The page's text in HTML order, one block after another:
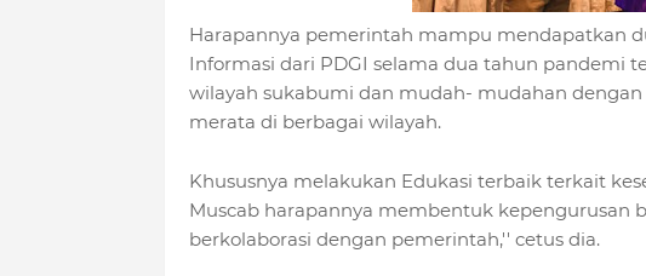
Harapannya pemerintah mampu mendapatkan
Informasi dari PDGI selama dua tahun pandemi
wilayah sukabumi dan mudah- mudahan
merata di berbagai wilayah.
Khususnya melakukan Edukasi terbaik terkait
Muscab harapannya membentuk kepengurusan
berkolaborasi dengan pemerintah,'' cetus dia.